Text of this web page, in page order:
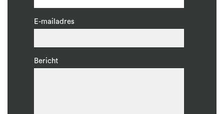
E-mailadres
Bericht